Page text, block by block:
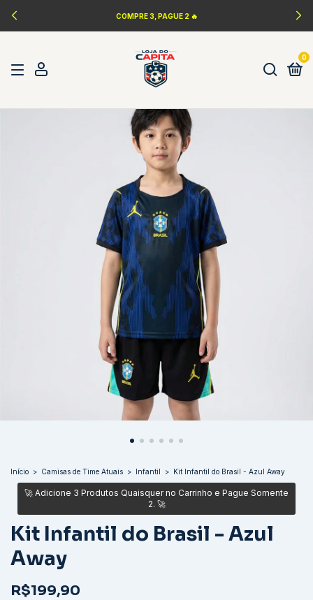
COMPRE 3, PAGUE 2 🔥
0
Início > Camisas de Time Atuais > Infantil > Kit Infantil do Brasil - Azul Away
Kit Infantil do Brasil - Azul
Away
R$199,90